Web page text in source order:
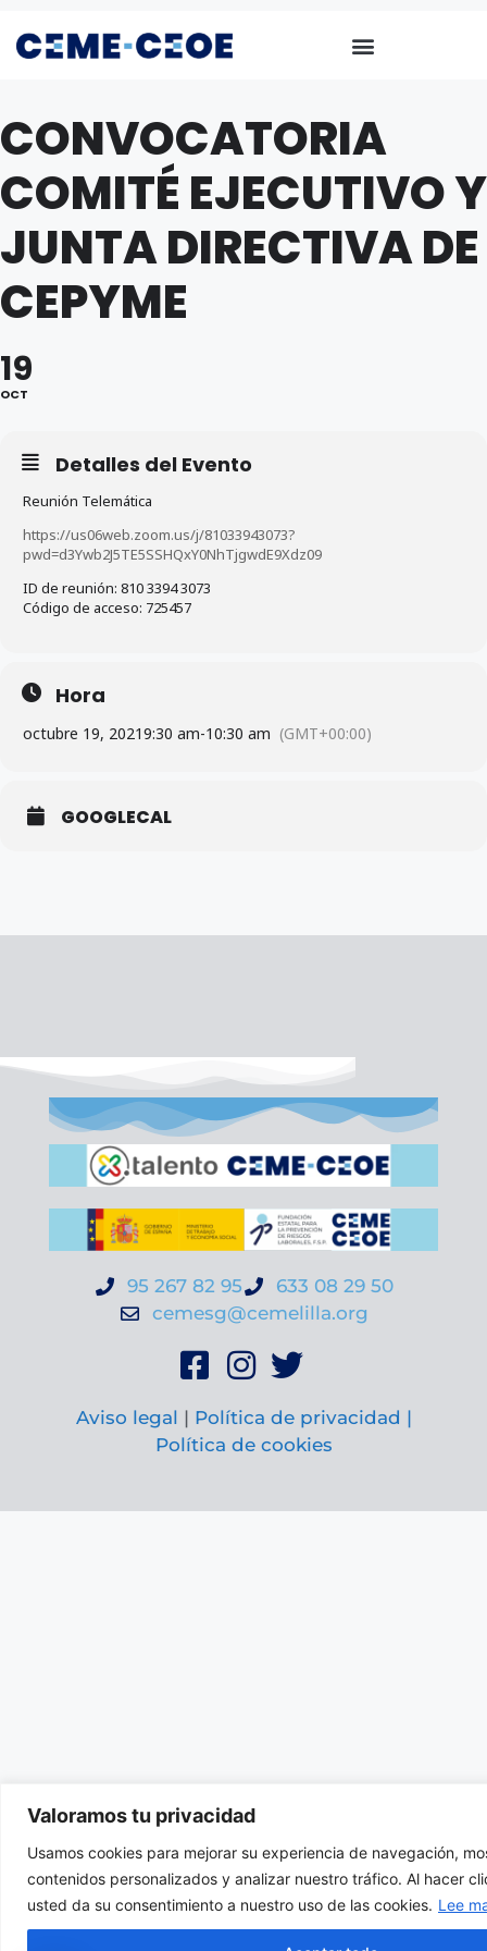
Valoramos tu privacidad
Usamos cookies para mejorar su experiencia de navegación,
contenidos personalizados y analizar nuestro tráfico. Al hacer
usted da su consentimiento a nuestro uso de las cookies. Lee
CONVOCATORIA
COMITÉ EJECUTIVO Y
JUNTA DIRECTIVA DE
CEPYME
19
OCT
Detalles del Evento
Reunión Telemática
https://us06web.zoom.us/j/81033943073?
pwd=d3Ywb2J5TE5SSHQxY0NhTjgwdE9Xdz09
ID de reunión: 810 3394 3073
Código de acceso: 725457
Hora
octubre 19, 20219:30 am-10:30 am (GMT+00:00)
GOOGLECAL
95 267 82 95
633 08 29 50
cemesg@cemelilla.org
Aviso legal | Política de privacidad |
Política de cookies